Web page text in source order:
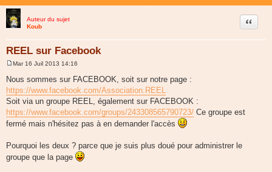
Auteur du sujet
Koub
REEL sur Facebook
Citer
s
s
a
g
e
Mar 16 Juil 2013 14:16
Nous sommes sur FACEBOOK, soit sur notre page :
https://www.facebook.com/Association.REEL
Soit via un groupe REEL, également sur FACEBOOK :
https://www.facebook.com/groups/243308565790723/ Ce groupe est
fermé mais n'hésitez pas à en demander l'accès
Pourquoi les deux ? parce que je suis plus doué pour administrer le
groupe que la page